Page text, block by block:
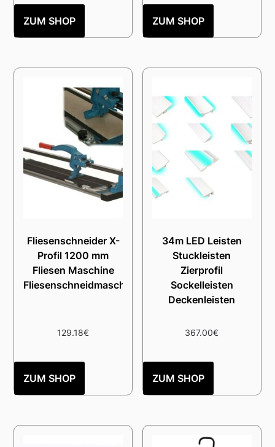
ZUM SHOP ZUM SHOP
Fliesenschneider X-
Profil 1200 mm
Fliesen Maschine
Fliesenschneidmaschine
129.18€
ZUM SHOP
34m LED Leisten
Stuckleisten
Zierprofil
Sockelleisten
Deckenleisten
367.00€
ZUM SHOP